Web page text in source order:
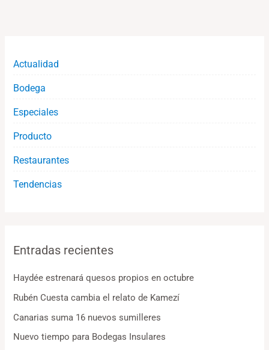
Actualidad
Bodega
Especiales
Producto
Restaurantes
Tendencias
Entradas recientes
Haydée estrenará quesos propios en octubre
Rubén Cuesta cambia el relato de Kamezí
Canarias suma 16 nuevos sumilleres
Nuevo tiempo para Bodegas Insulares